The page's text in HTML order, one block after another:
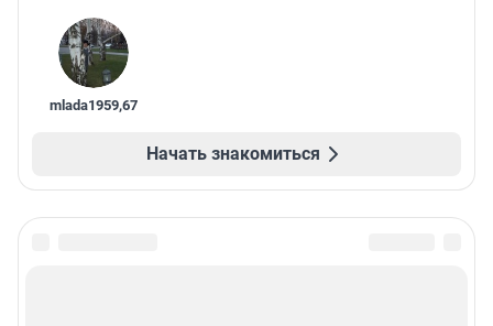
mlada1959,67
Начать знакомиться